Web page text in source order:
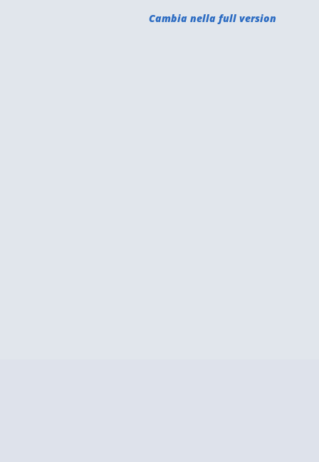
Cambia nella full version